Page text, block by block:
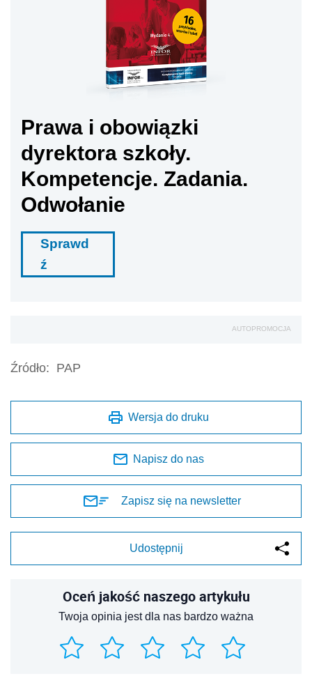
Prawa i obowiązki
dyrektora szkoły.
Kompetencje. Zadania.
Odwołanie
Sprawd
ź
AUTOPROMOCJA
Źródło: PAP
Wersja do druku
Napisz do nas
Zapisz się na newsletter
Udostępnij
Oceń jakość naszego artykułu
Twoja opinia jest dla nas bardzo ważna